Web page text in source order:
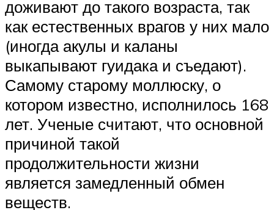
доживают до такого возраста, так
как естественных врагов у них мало
(иногда акулы и каланы
выкапывают гуидака и съедают).
Самому старому моллюску, о
котором известно, исполнилось 168
лет. Ученые считают, что основной
причиной такой
продолжительности жизни
является замедленный обмен
веществ.